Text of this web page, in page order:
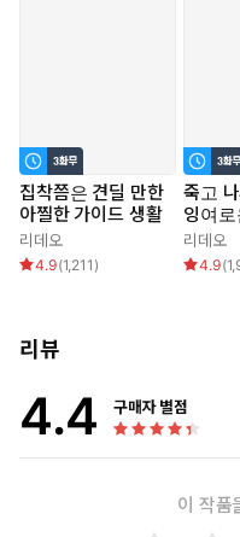
집착쯤은 견딜 만한
아찔한 가이드 생활
리데오
4.9(1,211 )
죽고
잉여로
활
리데오
4.9(
리뷰
4.4 구매자 별점
이 작품